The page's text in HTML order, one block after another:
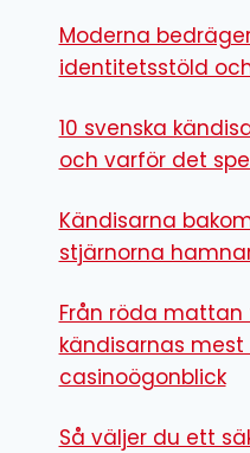
Moderna
identitetsstöld
10 svenska
och varför det
Kändisarna
stjärnorna
Från röda mattan
kändisarnas
casinoögonblick
Så väljer du ett